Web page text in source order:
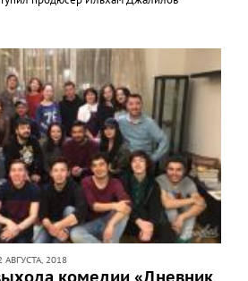
АВГУСТА, 2018